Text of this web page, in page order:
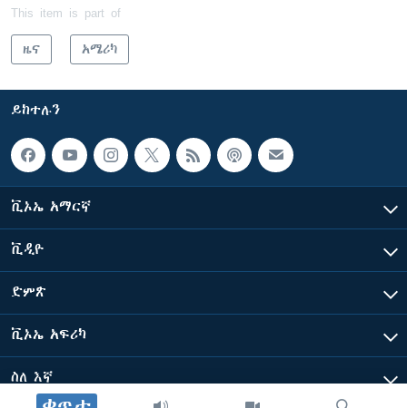
This item is part of
ዜና አሜሪካ
ይከተሉን
ቪኦኤ አማርኛ
ቪዲዮ
ድምጽ
ቪኦኤ አፍሪካ
ስለ እኛ